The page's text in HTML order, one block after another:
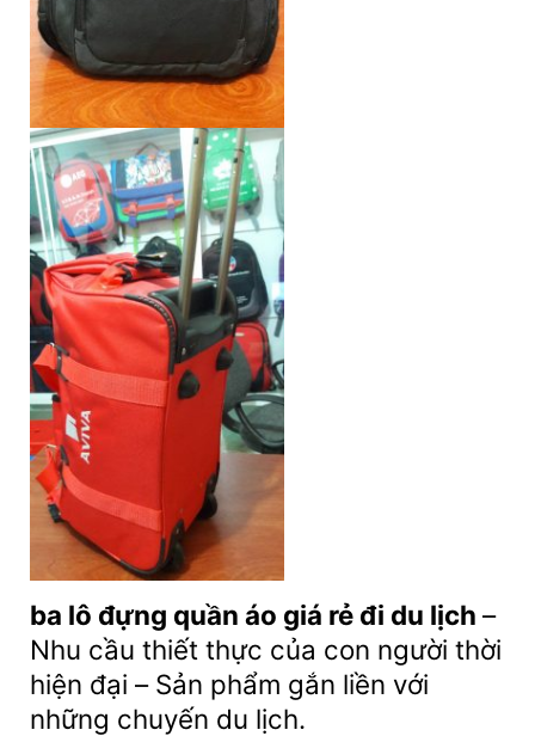
ba lô đựng quần áo giá rẻ đi du lịch –
Nhu cầu thiết thực của con người thời
hiện đại – Sản phẩm gắn liền với
những chuyến du lịch.